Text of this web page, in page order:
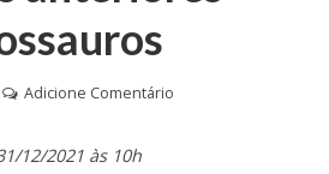
Adicione Comentário
12/2021 às 10h